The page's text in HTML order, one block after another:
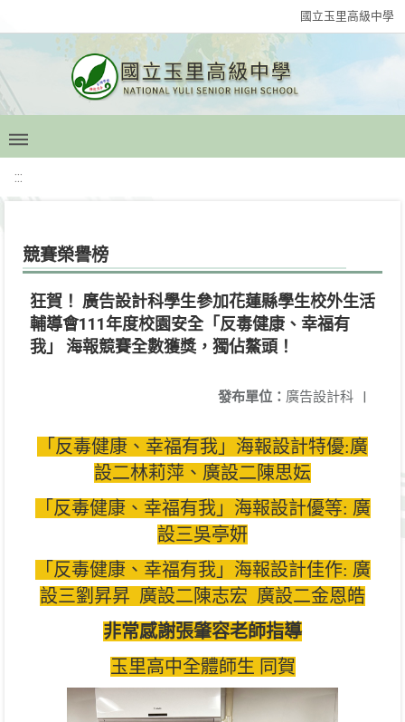
國立玉里高級中學
:::
競賽榮譽榜
狂賀！ 廣告設計科學生參加花蓮縣學生校外生活
輔導會111年度校園安全「反毒健康、幸福有
我」 海報競賽全數獲獎，獨佔鰲頭！
發布單位： 廣告設計科 |
「反毒健康、幸福有我」海報設計特優:廣
設二林莉萍、廣設二陳思妘
「反毒健康、幸福有我」海報設計優等: 廣
設三吳亭妍
「反毒健康、幸福有我」海報設計佳作: 廣
設三劉昇昇 廣設二陳志宏 廣設二金恩皓
非常感謝張肇容老師指導
玉里高中全體師生 同賀